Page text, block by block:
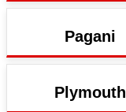
Pagani
Plymouth